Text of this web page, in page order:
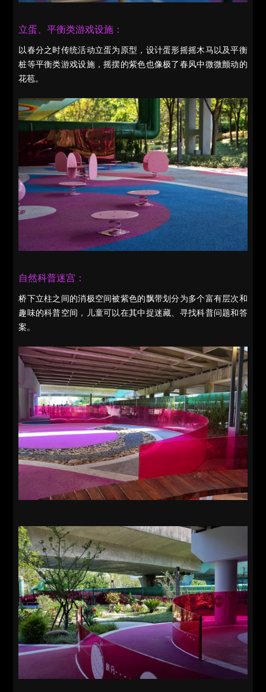
立蛋、平衡类游戏设施：
以春分之时传统活动立蛋为原型，设计蛋形摇摇木马以及平衡
桩等平衡类游戏设施，摇摆的紫色也像极了春风中微微颤动的
花苞。
自然科普迷宫：
桥下立柱之间的消极空间被紫色的飘带划分为多个富有层次和
趣味的科普空间，儿童可以在其中捉迷藏、寻找科普问题和答
案。